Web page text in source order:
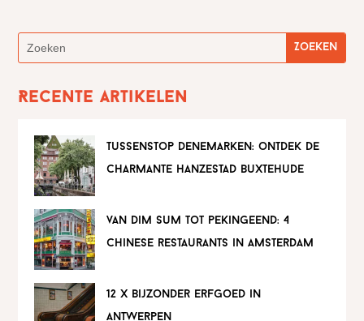
Recente artikelen
tussenstop denemarken: ontdek de
charmante hanzestad buxtehude
van dim sum tot pekingeend: 4
chinese restaurants in amsterdam
12 x bijzonder erfgoed in
antwerpen